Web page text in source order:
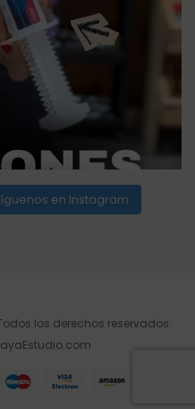
en Instagram
los derechos reservados.